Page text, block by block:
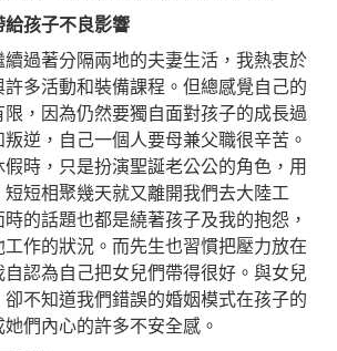
孩子不良影響
過著分隔兩地的夫妻生活，我熱衷於
多活動和裝備課程。但總感覺自己的
，因為仍然要獨自面對孩子的成長過
逆，自己一個人要母兼父職很辛苦。
時，只是扮演聖誕老公公的角色，用
短相聚幾天就又離開我們去大陸工
的話題也都是繞著孩子及我的抱怨，
作的狀況。而先生也習慣把壓力放在
認為自己把女兒們帶得很好。與女兒
不知道我們錯誤的婚姻模式在孩子的
們內心的許多不安全感。